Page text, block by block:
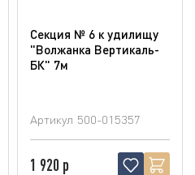
Секция № 6 к удилищу
"Волжанка Вертикаль-
БК" 7м
Артикул 500-015357
1 920 р